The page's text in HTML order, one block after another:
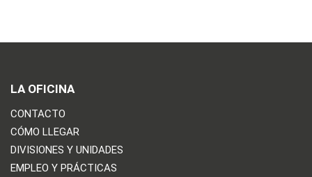
LA OFICINA
CONTACTO
CÓMO LLEGAR
DIVISIONES Y UNIDADES
EMPLEO Y PRÁCTICAS